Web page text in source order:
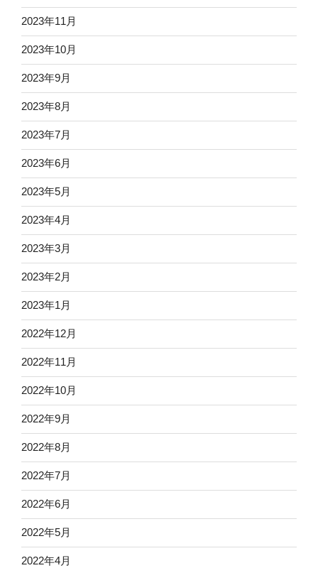
2023年11月
2023年10月
2023年9月
2023年8月
2023年7月
2023年6月
2023年5月
2023年4月
2023年3月
2023年2月
2023年1月
2022年12月
2022年11月
2022年10月
2022年9月
2022年8月
2022年7月
2022年6月
2022年5月
2022年4月